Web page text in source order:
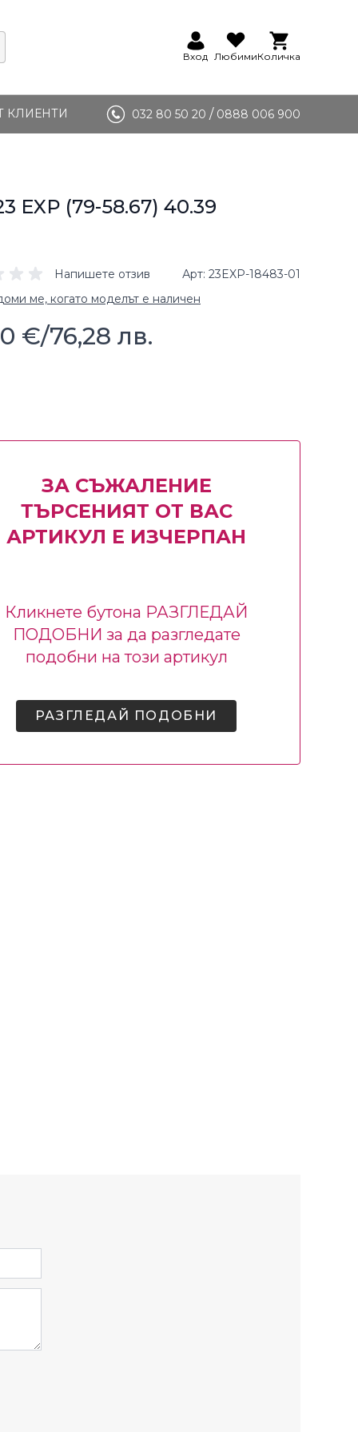
Вход ЛюбимиКоличка
КЛИЕНТИ 032 80 50 20 / 0888 006 900
EXP (79-58.67) 40.39
Напишете отзив Арт 23EXP-18483-01
ме, когато моделът е наличен
€/76,28 лв.
ЗА СЪЖАЛЕНИЕ
ТЪРСЕНИЯТ ОТ ВАС
АРТИКУЛ Е ИЗЧЕРПАН
Кликнете бутона РАЗГЛЕДАЙ
ПОДОБНИ за да разгледате
подобни на този артикул
РАЗГЛЕДАЙ ПОДОБНИ